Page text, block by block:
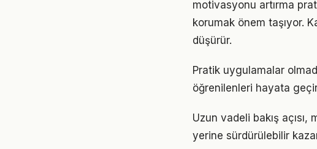
motivasyonu artırma
korumak önem taşıyor.
düşürür.
Pratik uygulamalar
öğrenilenleri hayata
Uzun vadeli bakış açısı,
yerine sürdürülebilir